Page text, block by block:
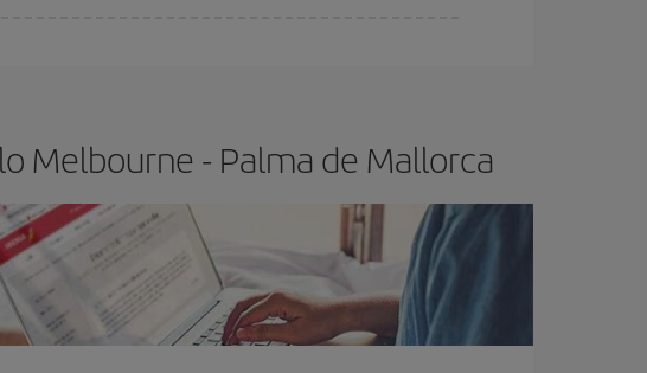
Melbourne - Palma de Mallorca